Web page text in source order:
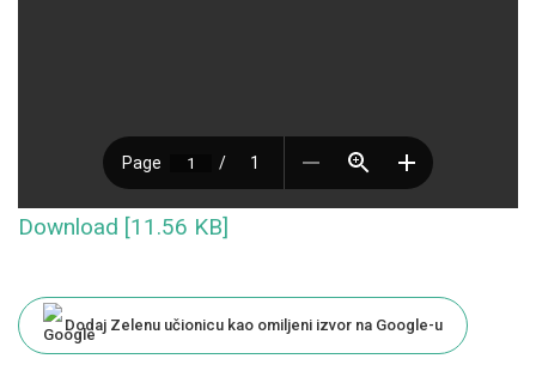
Download [11.56 KB]
Dodaj Zelenu učionicu kao omiljeni izvor na Google-u